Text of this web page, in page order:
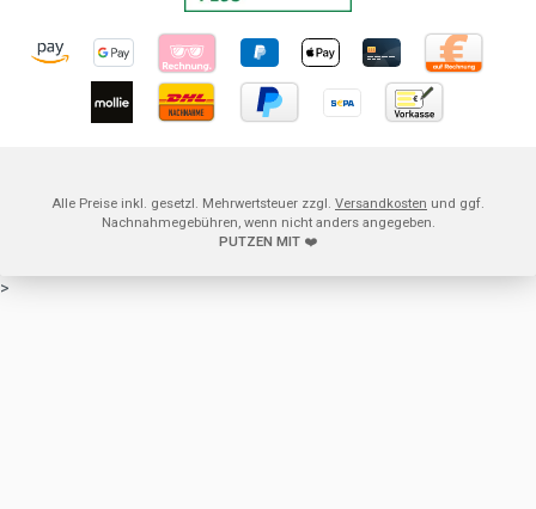
Alle Preise inkl. gesetzl. Mehrwertsteuer zzgl. Versandkosten und ggf.
Nachnahmegebühren, wenn nicht anders angegeben.
PUTZEN MIT ❤️
>